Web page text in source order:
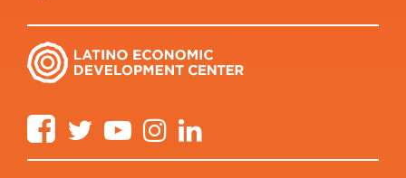
FacebookTwitter YouTube Instagram